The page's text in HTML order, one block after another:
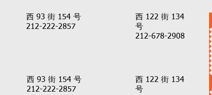
西 93 街 154 号
212-222-2857
西 122 街 134
号
212-678-2908
西 93 街 154 号
212-222-2857
西 122 街 134
号